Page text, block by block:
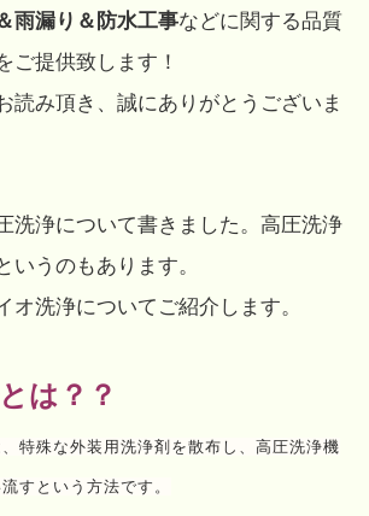
雨漏り＆防水工事などに関する品質
ご提供致します！
読み頂き、誠にありがとうございま
洗浄について書きました。 高圧洗浄
いうのもあります。
オ洗浄についてご紹介します。
は？？
、特殊な外装用洗浄剤を散布し、高圧洗浄機
すという方法です。